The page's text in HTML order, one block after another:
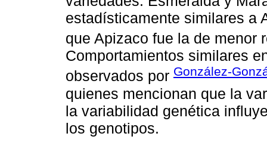
estadísticamente similares a
que Apizaco fue la de menor
Comportamientos similares
observados por González-
quienes mencionan que la
la variabilidad genética
los genotipos.